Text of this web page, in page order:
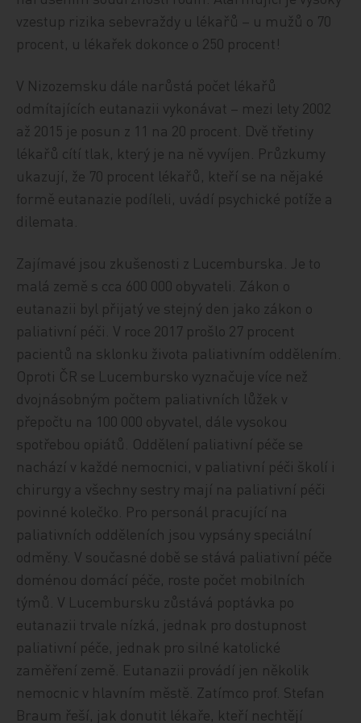
vzestup rizika sebevraždy u lékařů – u mužů o 70
procent, u lékařek dokonce o 250 procent!
V Nizozemsku dále narůstá počet lékařů
odmítajících eutanazii vykonávat – mezi lety 2002
až 2015 je posun z 11 na 20 procent. Dvě třetiny
lékařů cítí tlak, který je na ně vyvíjen. Průzkumy
ukazují, že 70 procent lékařů, kteří se na nějaké
formě eutanazie podíleli, uvádí psychické potíže a
dilemata.
Zajímavé jsou zkušenosti z Lucemburska. Je to
malá země s cca 600 000 obyvateli. Zákon o
eutanazii byl přijatý ve stejný den jako zákon o
paliativní péči. V roce 2017 prošlo 27 procent
pacientů na sklonku života paliativním oddělením.
Oproti ČR se Lucembursko vyznačuje více než
dvojnásobným počtem paliativních lůžek v
přepočtu na 100 000 obyvatel, dále vysokou
spotřebou opiátů. Oddělení paliativní péče se
nachází v každé nemocnici, v paliativní péči školí i
chirurgy a všechny sestry mají na paliativní péči
povinné kolečko. Pro personál pracující na
paliativních odděleních jsou vypsány speciální
odměny. V současné době se stává paliativní péče
doménou domácí péče, roste počet mobilních
týmů. V Lucembursku zůstává poptávka po
eutanazii trvale nízká, jednak pro dostupnost
paliativní péče, jednak pro silné katolické
zaměření země. Eutanazii provádí jen několik
nemocnic v hlavním městě. Zatímco prof. Stefan
Braum řeší, jak donutit lékaře, kteří nechtějí